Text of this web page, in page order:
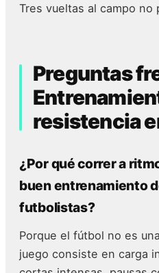
Tres vueltas al campo no
Preguntas
resistencia
¿Por qué correr a
buen entrenamiento
futbolistas?
Porque el fútbol no es
juego consiste en carga